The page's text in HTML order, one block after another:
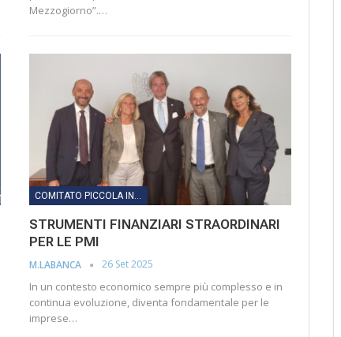
Mezzogiorno”.…
COMITATO PICCOLA INDUSTRIA
STRUMENTI FINANZIARI STRAORDINARI
PER LE PMI
M.LABANCA 26 Set 2025
In un contesto economico sempre più complesso e in
continua evoluzione, diventa fondamentale per le
imprese…